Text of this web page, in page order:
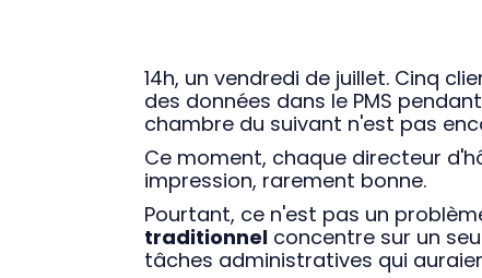
14h, un vendredi de juillet. Cinq
des données dans le PMS
chambre du suivant n'est pas
Ce moment, chaque directeur
impression, rarement bonne.
Pourtant, ce n'est pas un
traditionnel concentre sur un
tâches administratives qui